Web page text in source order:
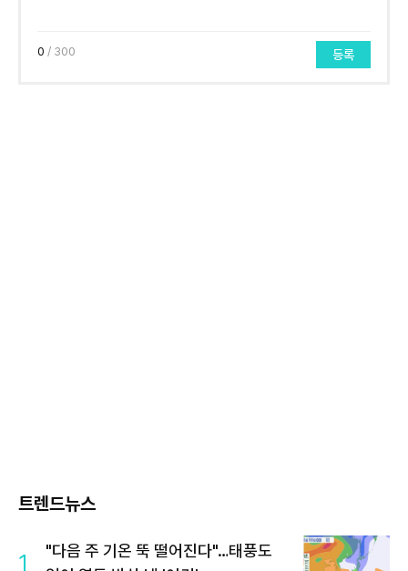
0 / 300 등록
트렌드뉴스
1
"다음 주 기온 뚝 떨어진다"…태풍도